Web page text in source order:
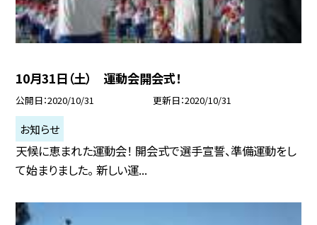
10月31日（土） 運動会開会式！
公開日 2020/10/31 更新日 2020/10/31
お知らせ
天候に恵まれた運動会！ 開会式で選手宣誓、準備運動をし
て始まりました。 新しい運...